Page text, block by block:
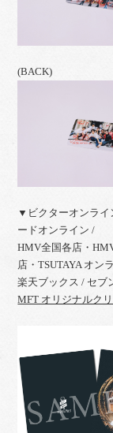
(BACK)
▼ビクターオンライ
ードオンライン /
HMV全国各店・
店・TSUTAYA オン
楽天ブックス / セブ
MFT オリジナルク